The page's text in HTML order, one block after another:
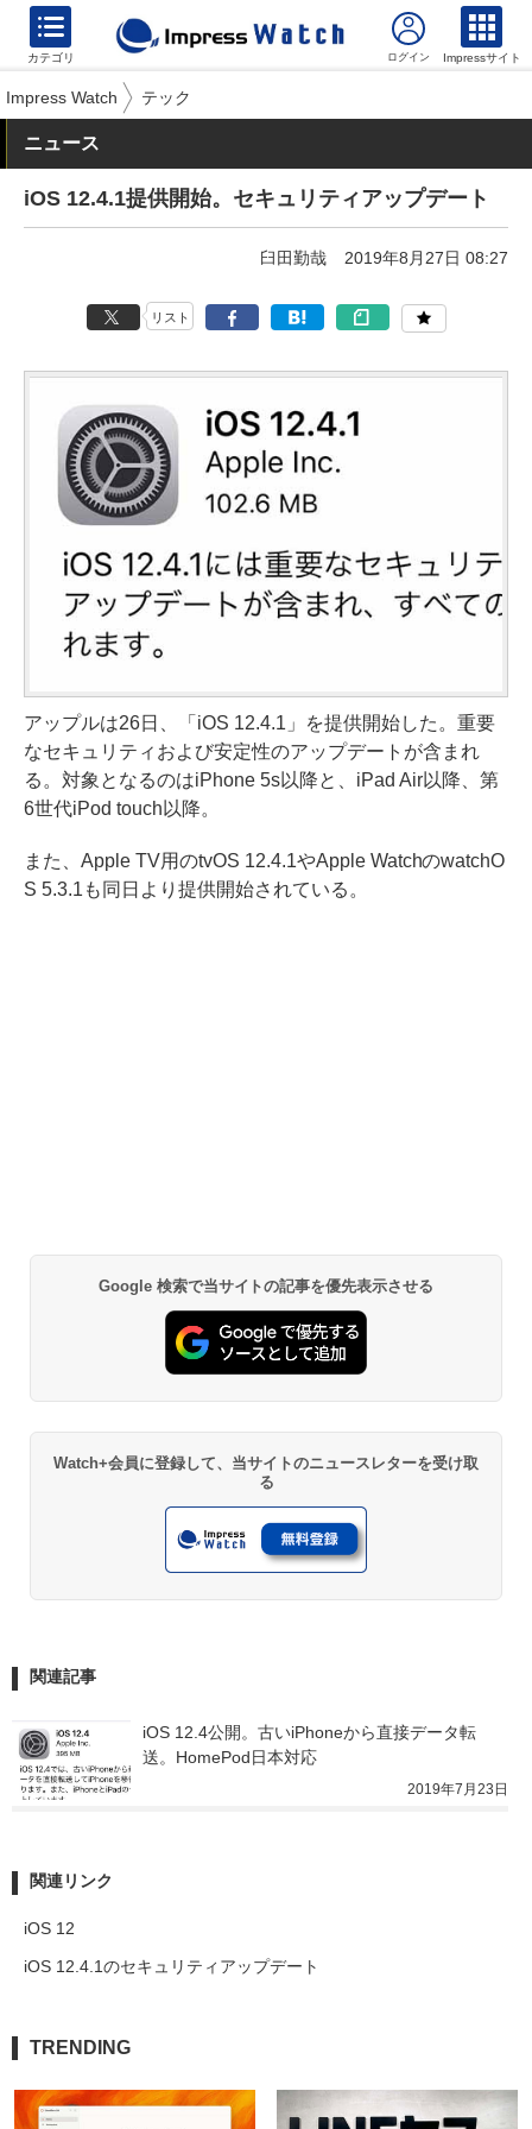
カテゴリ Impressサイト
Impress Watch テック
ニュース
iOS 12.4.1提供開始。セキュリティアップデート
臼田勤哉 2019年8月27日 08:27
リスト
アップルは26日、「iOS 12.4.1」を提供開始した。重要
なセキュリティおよび安定性のアップデートが含まれ
る。対象となるのはiPhone 5s以降と、iPad Air以降、第
6世代iPod touch以降。
また、Apple TV用のtvOS 12.4.1やApple WatchのwatchO
S 5.3.1も同日より提供開始されている。
Google 検索で当サイトの記事を優先表示させる
Watch+会員に登録して、当サイトのニュースレターを受け取
る
関連記事
iOS 12.4公開。古いiPhoneから直接データ転
送。HomePod日本対応
2019年7月23日
関連リンク
iOS 12
iOS 12.4.1のセキュリティアップデート
TRENDING